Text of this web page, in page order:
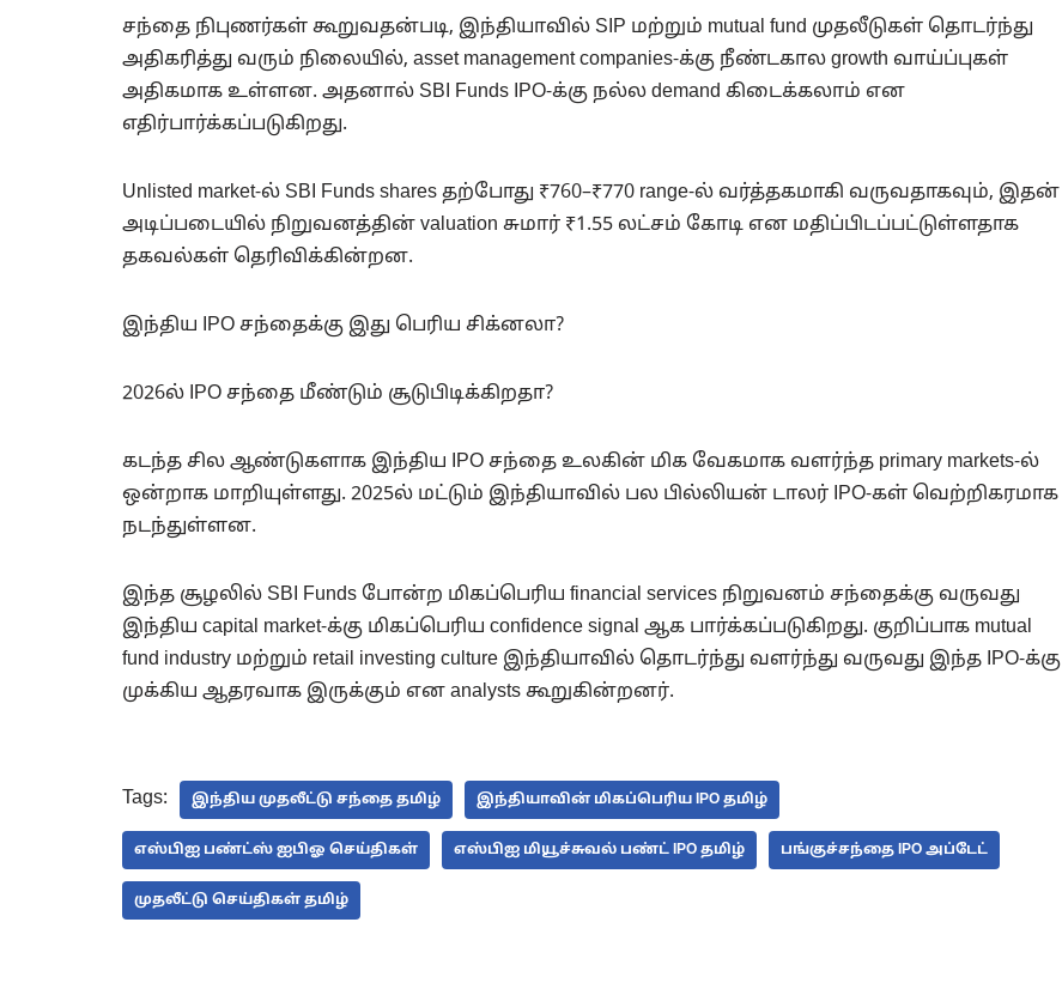
சந்தை நிபுணர்கள் கூறுவதன்படி, இந்தியாவில் SIP மற்றும் mutual fund முதலீடுகள் தொடர்ந்து
அதிகரித்து வரும் நிலையில், asset management companies-க்கு நீண்டகால growth வாய்ப்புகள்
அதிகமாக உள்ளன. அதனால் SBI Funds IPO-க்கு நல்ல demand கிடைக்கலாம் என
எதிர்பார்க்கப்படுகிறது.
Unlisted market-ல் SBI Funds shares தற்போது ₹760–₹770 range-ல் வர்த்தகமாகி வருவதாகவும், இதன்
அடிப்படையில் நிறுவனத்தின் valuation சுமார் ₹1.55 லட்சம் கோடி என மதிப்பிடப்பட்டுள்ளதாக
தகவல்கள் தெரிவிக்கின்றன.
இந்திய IPO சந்தைக்கு இது பெரிய சிக்னலா?
2026ல் IPO சந்தை மீண்டும் சூடுபிடிக்கிறதா?
கடந்த சில ஆண்டுகளாக இந்திய IPO சந்தை உலகின் மிக வேகமாக வளர்ந்த primary markets-ல்
ஒன்றாக மாறியுள்ளது. 2025ல் மட்டும் இந்தியாவில் பல பில்லியன் டாலர் IPO-கள் வெற்றிகரமாக
நடந்துள்ளன.
இந்த சூழலில் SBI Funds போன்ற மிகப்பெரிய financial services நிறுவனம் சந்தைக்கு வருவது
இந்திய capital market-க்கு மிகப்பெரிய confidence signal ஆக பார்க்கப்படுகிறது. குறிப்பாக mutual
fund industry மற்றும் retail investing culture இந்தியாவில் தொடர்ந்து வளர்ந்து வருவது இந்த IPO-க்கு
முக்கிய ஆதரவாக இருக்கும் என analysts கூறுகின்றனர்.
Tags: இந்திய முதலீட்டு சந்தை தமிழ் இந்தியாவின் மிகப்பெரிய IPO தமிழ்
எஸ்பிஐ பண்ட்ஸ் ஐபிஓ செய்திகள் எஸ்பிஐ மியூச்சுவல் பண்ட் IPO தமிழ் பங்குச்சந்தை IPO அப்டேட்
முதலீட்டு செய்திகள் தமிழ்